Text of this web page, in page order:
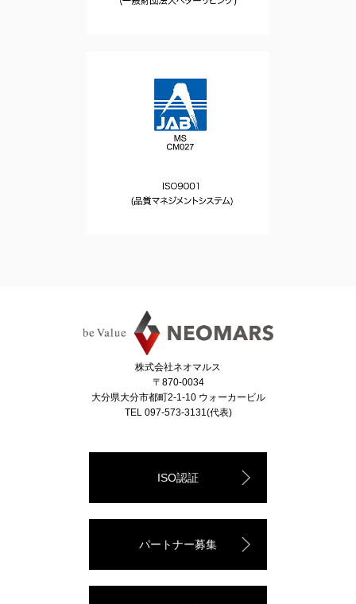
株式会社ネオマルス
〒870-0034
大分県大分市都町2-1-10 ウォーカービル
TEL 097-573-3131(代表)
ISO認証
パートナー募集